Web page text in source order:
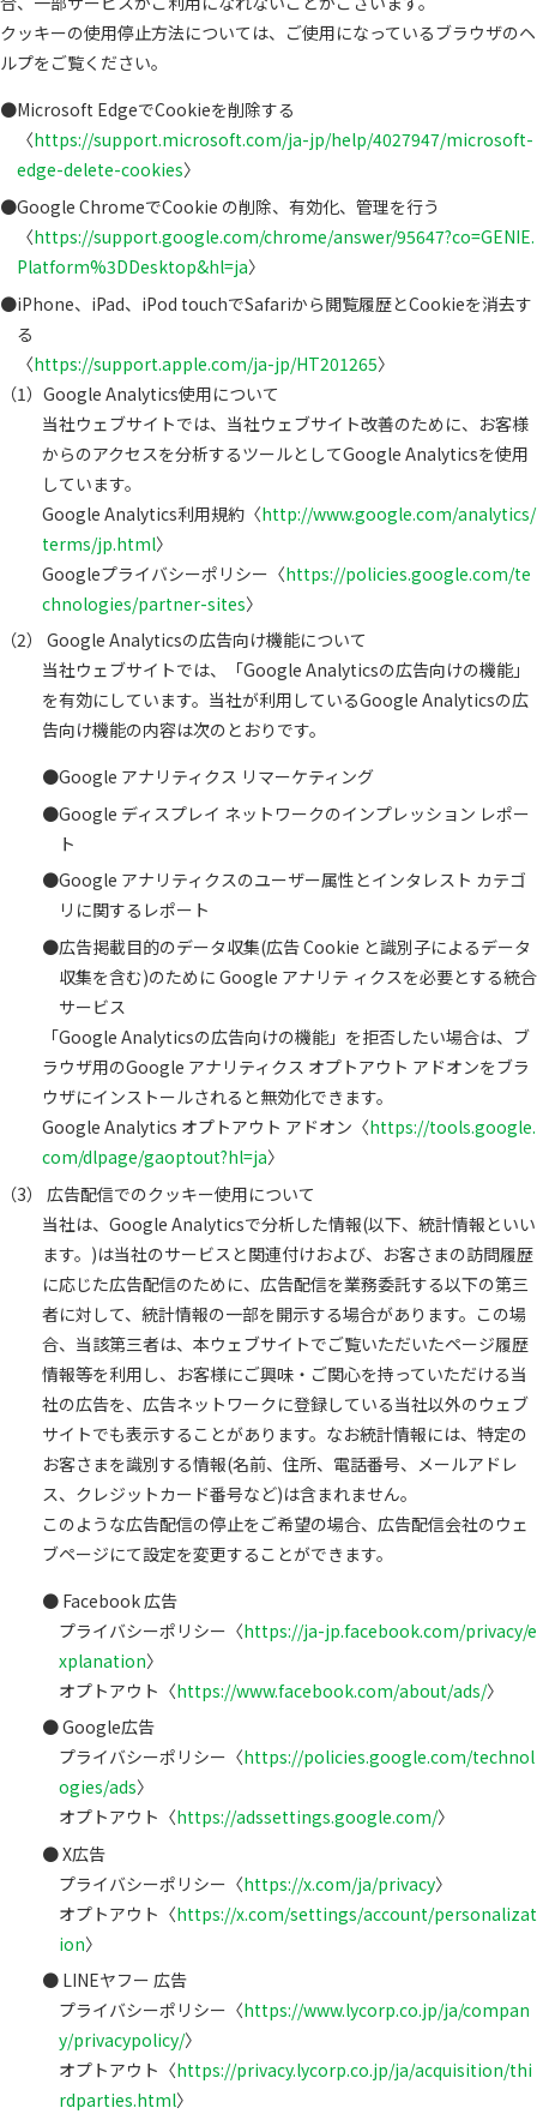
クッキーの使用停止方法については、ご使用になっているブラウザのヘ
ルプをご覧ください。
Microsoft EdgeでCookieを削除する
〈https://support.microsoft.com/ja-jp/help/4027947/microsoft-
edge-delete-cookies〉
Google ChromeでCookie の削除、有効化、管理を行う
〈https://support.google.com/chrome/answer/95647?co=GENIE.
Platform%3DDesktop&hl=ja〉
iPhone、iPad、iPod touchでSafariから閲覧履歴とCookieを消去す
る
〈https://support.apple.com/ja-jp/HT201265〉
Google Analytics使用について
当社ウェブサイトでは、当社ウェブサイト改善のために、お客様
からのアクセスを分析するツールとしてGoogle Analyticsを使用
しています。
Google Analytics利用規約〈http://www.google.com/analytics/
terms/jp.html〉
Googleプライバシーポリシー〈https://policies.google.com/te
chnologies/partner-sites〉
Google Analyticsの広告向け機能について
当社ウェブサイトでは、「Google Analyticsの広告向けの機能」
を有効にしています。当社が利用しているGoogle Analyticsの広
告向け機能の内容は次のとおりです。
Google アナリティクス リマーケティング
Google ディスプレイ ネットワークのインプレッション レポー
ト
Google アナリティクスのユーザー属性とインタレスト カテゴ
リに関するレポート
広告掲載目的のデータ収集(広告 Cookie と識別子によるデータ
収集を含む)のために Google アナリテ ィクスを必要とする統合
サービス
「Google Analyticsの広告向けの機能」を拒否したい場合は、ブ
ラウザ用のGoogle アナリティクス オプトアウト アドオンをブラ
ウザにインストールされると無効化できます。
Google Analytics オプトアウト アドオン〈https://tools.google.
com/dlpage/gaoptout?hl=ja〉
広告配信でのクッキー使用について
当社は、Google Analyticsで分析した情報(以下、統計情報といい
ます。)は当社のサービスと関連付けおよび、お客さまの訪問履歴
に応じた広告配信のために、広告配信を業務委託する以下の第三
者に対して、統計情報の一部を開示する場合があります。この場
合、当該第三者は、本ウェブサイトでご覧いただいたページ履歴
情報等を利用し、お客様にご興味・ご関心を持っていただける当
社の広告を、広告ネットワークに登録している当社以外のウェブ
サイトでも表示することがあります。なお統計情報には、特定の
お客さまを識別する情報(名前、住所、電話番号、メールアドレ
ス、クレジットカード番号など)は含まれません。
このような広告配信の停止をご希望の場合、広告配信会社のウェ
ブページにて設定を変更することができます。
Facebook 広告
プライバシーポリシー〈https://ja-jp.facebook.com/privacy/e
xplanation〉
オプトアウト〈https://www.facebook.com/about/ads/〉
Google広告
プライバシーポリシー〈https://policies.google.com/technol
ogies/ads〉
オプトアウト〈https://adssettings.google.com/〉
X広告
プライバシーポリシー〈https://x.com/ja/privacy〉
オプトアウト〈https://x.com/settings/account/personalizat
ion〉
LINEヤフー 広告
プライバシーポリシー〈https://www.lycorp.co.jp/ja/compan
y/privacypolicy/〉
オプトアウト〈https://privacy.lycorp.co.jp/ja/acquisition/thi
rdparties.html〉